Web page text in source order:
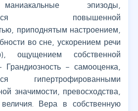
эпизоды,
повышенной
приподнятым настроением,
во сне, ускорением речи
ощущением собственной
Грандиозность – самооценка,
гипертрофированными
значимости, превосходства,
Вера в собственную